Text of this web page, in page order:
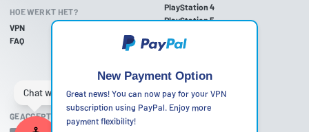
HOE WERKT HET?
VPN
FAQ
PlayStation 4
PlayStation 5
Xbox One
Nintendo Wii U
Nintendo Wii
GEACCEPTEERDE BETAALMETHODEN
New Payment Option
Great news! You can now pay for your VPN
subscription using PayPal. Enjoy more
payment flexibility!